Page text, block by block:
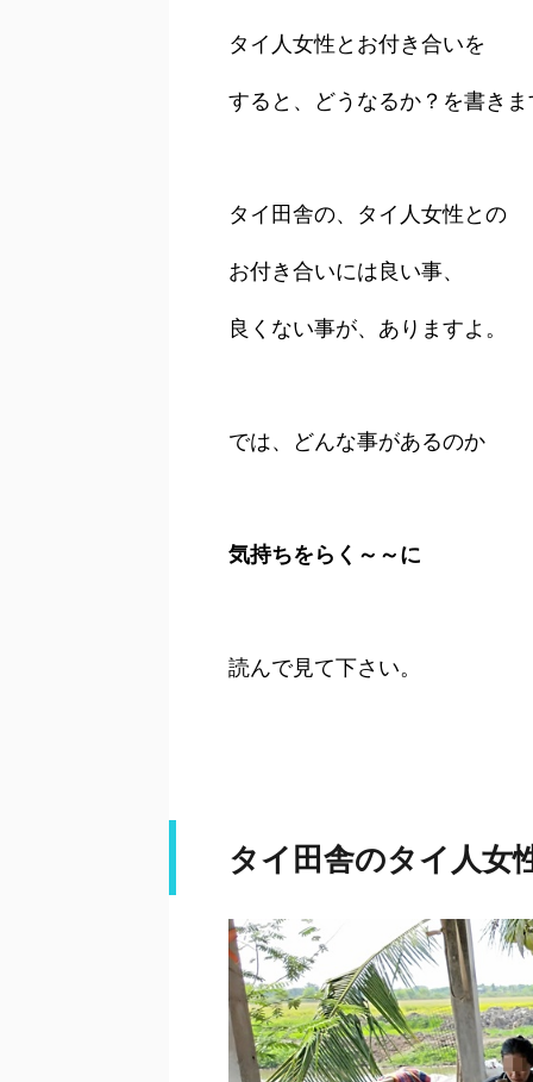
タイ人女性と お付き合いを
すると、 どうなるか？を書きま
タイ田舎の、タイ人女性との
お付き合いには良い事、
良くない事が、ありますよ。
では、どんな事があるのか
気持ちをらく～～に
読んで見て下さい。
タイ田舎のタイ人